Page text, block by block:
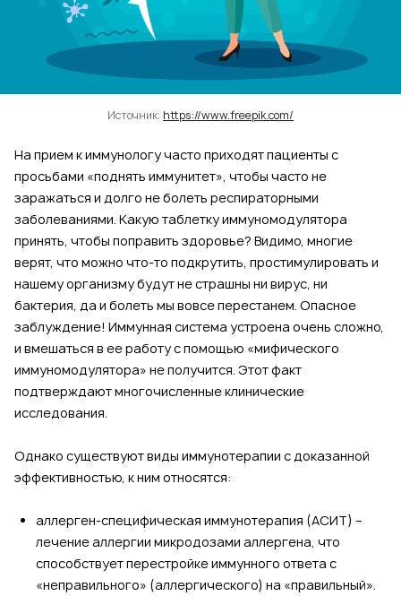
Источник: https://www.freepik.com/
На прием к иммунологу часто приходят пациенты с
просьбами «поднять иммунитет», чтобы часто не
заражаться и долго не болеть респираторными
заболеваниями. Какую таблетку иммуномодулятора
принять, чтобы поправить здоровье? Видимо, многие
верят, что можно что-то подкрутить, простимулировать и
нашему организму будут не страшны ни вирус, ни
бактерия, да и болеть мы вовсе перестанем. Опасное
заблуждение! Иммунная система устроена очень сложно,
и вмешаться в ее работу с помощью «мифического
иммуномодулятора» не получится. Этот факт
подтверждают многочисленные клинические
исследования.
Однако существуют виды иммунотерапии с доказанной
эффективностью, к ним относятся:
аллерген-специфическая иммунотерапия (АСИТ) –
лечение аллергии микродозами аллергена, что
способствует перестройке иммунного ответа с
«неправильного» (аллергического) на «правильный».